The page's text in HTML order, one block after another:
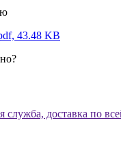
43.48 KB
служба, доставка по